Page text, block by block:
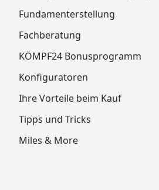
Fundamenterstellung
Fachberatung
KÖMPF24 Bonusprogramm
Konfiguratoren
Ihre Vorteile beim Kauf
Tipps und Tricks
Miles & More